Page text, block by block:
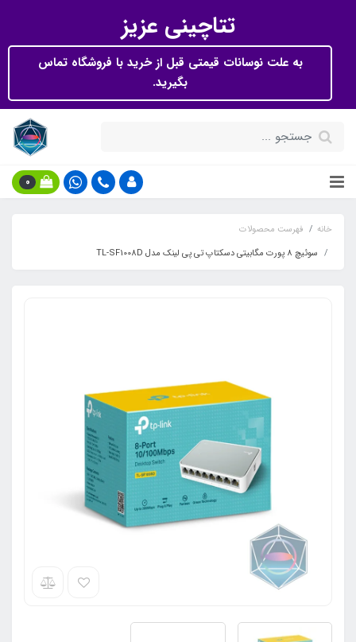
تتاچینی عزیز
به علت نوسانات قیمتی قبل از خرید با فروشگاه تماس
بگیرید.
0
خانه
فهرست محصولات
سوئیچ 8 پورت مگابیتی دسکتاپ تی پی لینک مدل TL-SF1008D